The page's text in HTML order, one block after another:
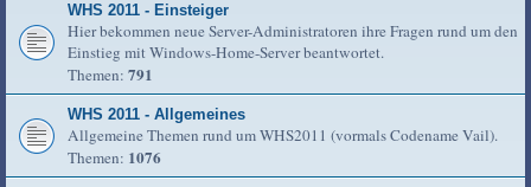
WHS 2011 - Einsteiger
Hier bekommen neue Server-Administratoren ihre Fragen rund um den
Einstieg mit Windows-Home-Server beantwortet.
Themen: 791
WHS 2011 - Allgemeines
Allgemeine Themen rund um WHS2011 (vormals Codename Vail).
Themen: 1076